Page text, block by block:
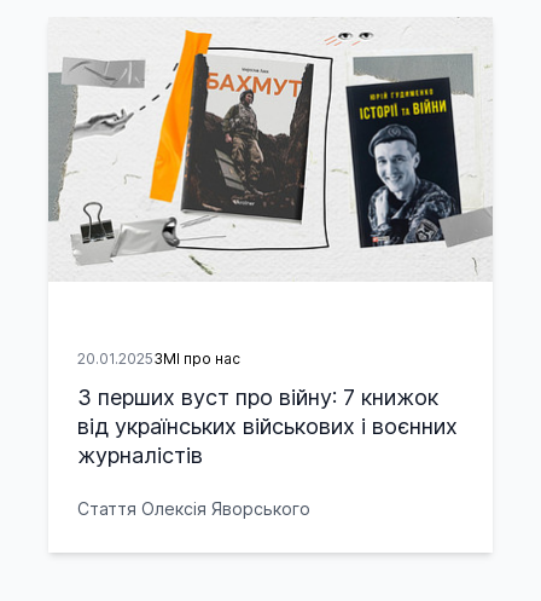
20.01.2025ЗМІ про нас
З перших вуст про війну: 7 книжок
від українських військових і воєнних
журналістів
Стаття Олексія Яворського